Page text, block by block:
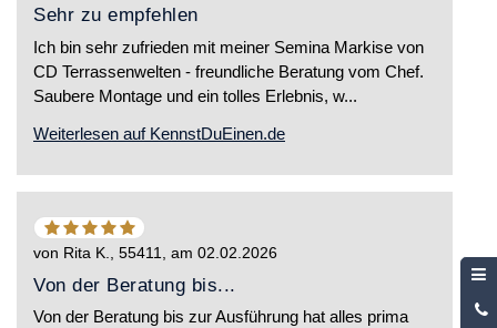
Sehr zu empfehlen
Ich bin sehr zufrieden mit meiner Semina Markise von
CD Terrassenwelten - freundliche Beratung vom Chef.
Saubere Montage und ein tolles Erlebnis, w...
Weiterlesen auf KennstDuEinen.de
5von
5
Sternen
von Rita K., 55411, am 02.02.2026
Von der Beratung bis...
Von der Beratung bis zur Ausführung hat alles prima